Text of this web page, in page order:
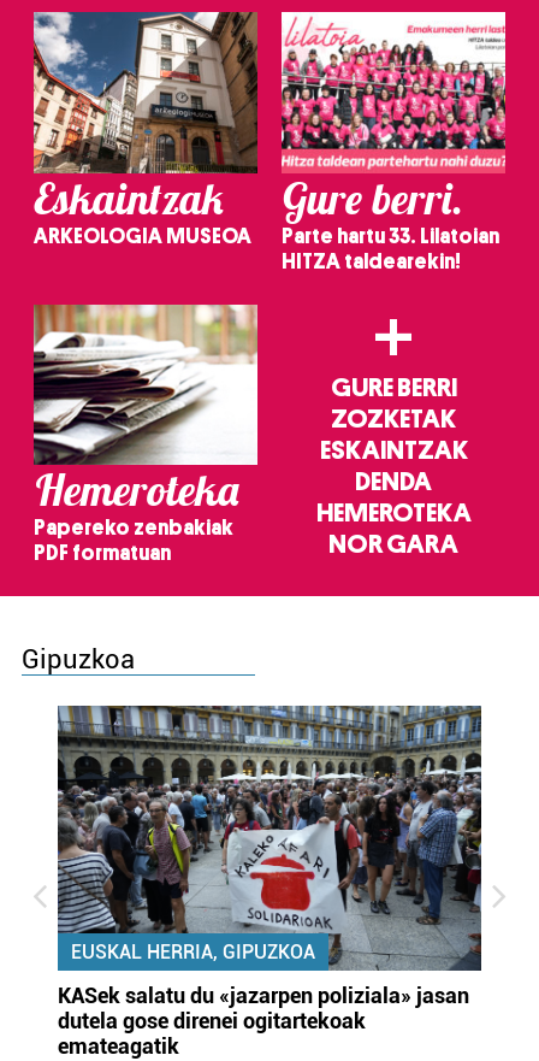
Eskaintzak
ARKEOLOGIA MUSEOA
Gure berri.
Parte hartu 33. Lilatoian
HITZA taldearekin!
Hemeroteka
Papereko zenbakiak
PDF formatuan
+
GURE BERRI
ZOZKETAK
ESKAINTZAK
DENDA
HEMEROTEKA
NOR GARA
Gipuzkoa
EUSKAL HERRIA, GIPUZKOA
KASek salatu du «jazarpen poliziala» jasan
dutela gose direnei ogitartekoak
emateagatik